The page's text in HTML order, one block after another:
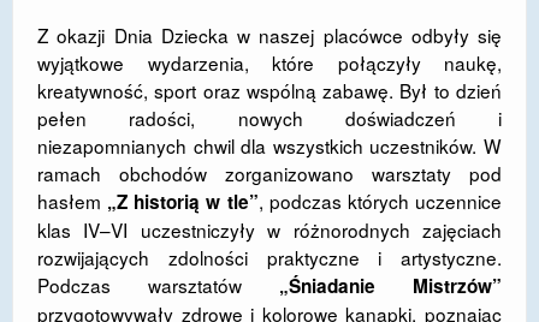
Z okazji Dnia Dziecka w naszej placówce odbyły się
wyjątkowe wydarzenia, które połączyły naukę,
kreatywność, sport oraz wspólną zabawę. Był to dzień
pełen radości, nowych doświadczeń i
niezapomnianych chwil dla wszystkich uczestników. W
ramach obchodów zorganizowano warsztaty pod
hasłem „Z historią w tle”, podczas których uczennice
klas IV–VI uczestniczyły w różnorodnych zajęciach
rozwijających zdolności praktyczne i artystyczne.
Podczas warsztatów „Śniadanie Mistrzów”
przygotowywały zdrowe i kolorowe kanapki, poznając